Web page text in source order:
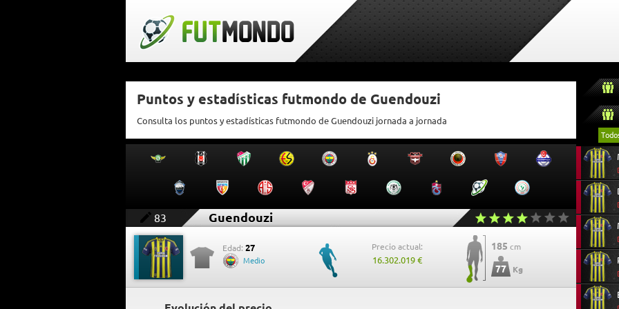
Puntos y estadísticas futmondo de Guendouzi
Consulta los puntos y estadísticas futmondo de Guendouzi jornada a jornada
83 Guendouzi
Edad: 27
Medio
Precio actual:
16.302.019 €
185 cm
77 Kg